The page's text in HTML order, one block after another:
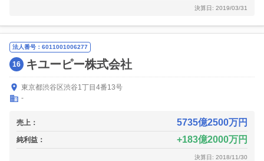
決算日: 2019/03/31
法人番号：6011001006277
16 キユーピー株式会社
東京都渋谷区渋谷1丁目4番13号
-
売上： 5735億2500万円
純利益： 183億2000万円
決算日: 2018/11/30